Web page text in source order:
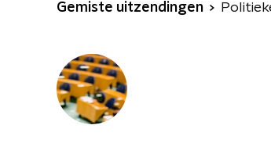
Gemiste uitzendingen